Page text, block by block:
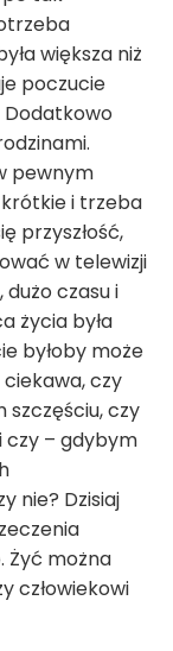
większa niż
poczucie
Dodatkowo
pewnym
i trzeba
przyszłość,
w telewizji
dużo czasu i
życia była
byłoby może
ciekawa, czy
szczęściu, czy
czy – gdybym
nie? Dzisiaj
Żyć można
człowiekowi